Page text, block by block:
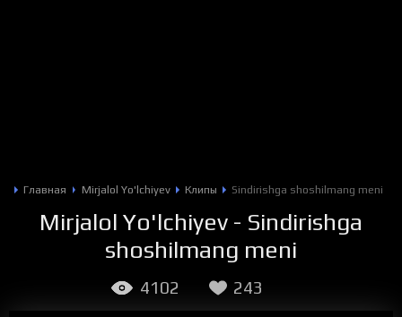
Главная Mirjalol Yo'lchiyev Клипы Sindirishga shoshilmang meni
Mirjalol Yo'lchiyev - Sindirishga
shoshilmang meni
4102 243